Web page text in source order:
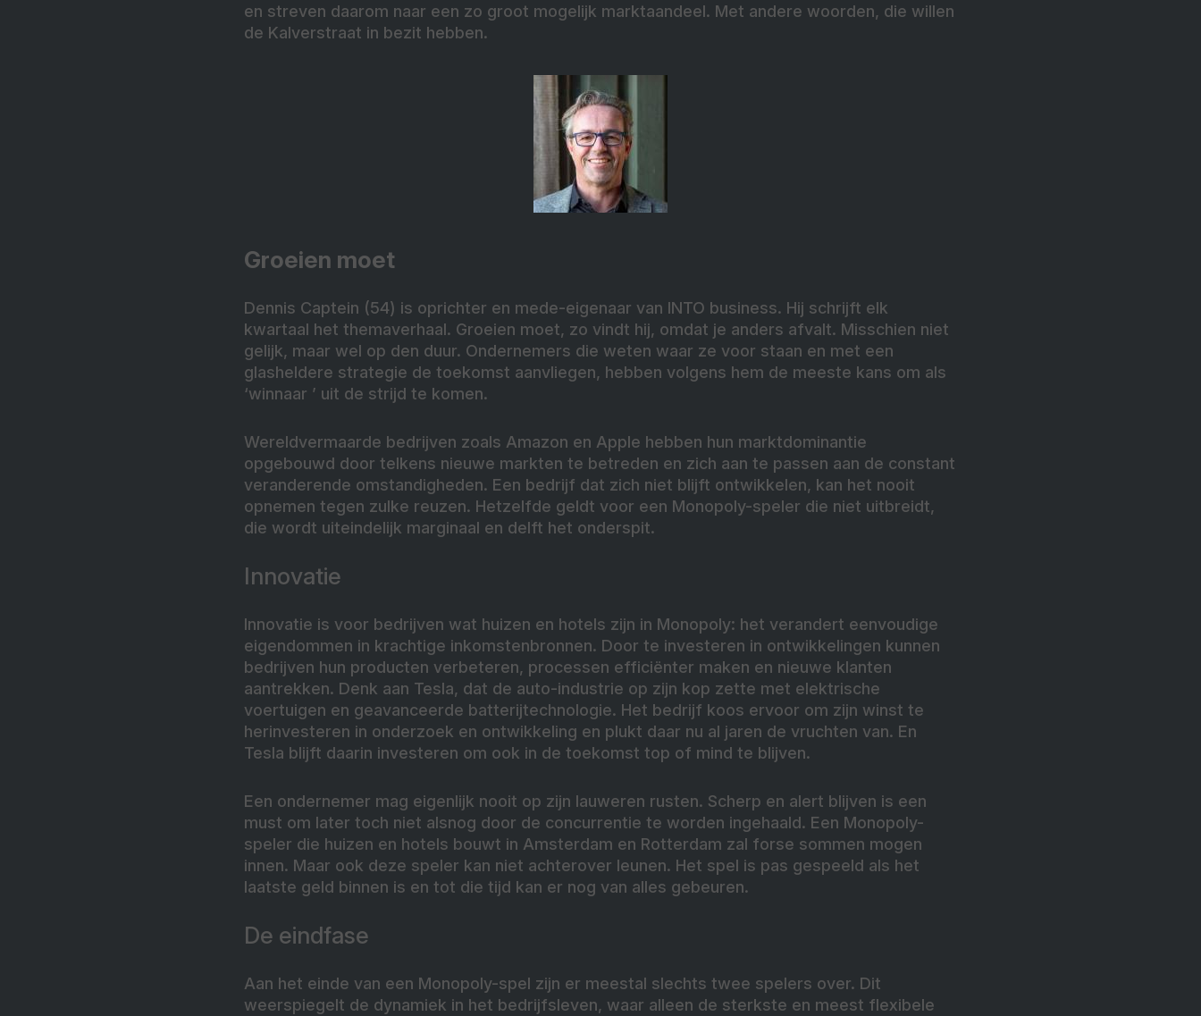
en streven daarom naar een zo groot mogelijk marktaandeel. Met andere woorden, die willen
de Kalverstraat in bezit hebben.
Groeien moet
Dennis Captein (54) is oprichter en mede-eigenaar van INTO business. Hij schrijft elk
kwartaal het themaverhaal. Groeien moet, zo vindt hij, omdat je anders afvalt. Misschien niet
gelijk, maar wel op den duur. Ondernemers die weten waar ze voor staan en met een
glasheldere strategie de toekomst aanvliegen, hebben volgens hem de meeste kans om als
‘winnaar ’ uit de strijd te komen.
Wereldvermaarde bedrijven zoals Amazon en Apple hebben hun marktdominantie
opgebouwd door telkens nieuwe markten te betreden en zich aan te passen aan de constant
veranderende omstandigheden. Een bedrijf dat zich niet blijft ontwikkelen, kan het nooit
opnemen tegen zulke reuzen. Hetzelfde geldt voor een Monopoly-speler die niet uitbreidt,
die wordt uiteindelijk marginaal en delft het onderspit.
Innovatie
Innovatie is voor bedrijven wat huizen en hotels zijn in Monopoly: het verandert eenvoudige
eigendommen in krachtige inkomstenbronnen. Door te investeren in ontwikkelingen kunnen
bedrijven hun producten verbeteren, processen efficiënter maken en nieuwe klanten
aantrekken. Denk aan Tesla, dat de auto-industrie op zijn kop zette met elektrische
voertuigen en geavanceerde batterijtechnologie. Het bedrijf koos ervoor om zijn winst te
herinvesteren in onderzoek en ontwikkeling en plukt daar nu al jaren de vruchten van. En
Tesla blijft daarin investeren om ook in de toekomst top of mind te blijven.
Een ondernemer mag eigenlijk nooit op zijn lauweren rusten. Scherp en alert blijven is een
must om later toch niet alsnog door de concurrentie te worden ingehaald. Een Monopoly-
speler die huizen en hotels bouwt in Amsterdam en Rotterdam zal forse sommen mogen
innen. Maar ook deze speler kan niet achterover leunen. Het spel is pas gespeeld als het
laatste geld binnen is en tot die tijd kan er nog van alles gebeuren.
De eindfase
Aan het einde van een Monopoly-spel zijn er meestal slechts twee spelers over. Dit
weerspiegelt de dynamiek in het bedrijfsleven, waar alleen de sterkste en meest flexibele